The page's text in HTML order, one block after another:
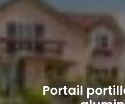
Portail